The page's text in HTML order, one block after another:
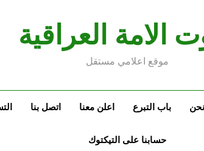
الامة العراقية
موقع اعلامي مستقل
باب التبرع اعلن معنا اتصل بنا
حسابنا على التيكتوك